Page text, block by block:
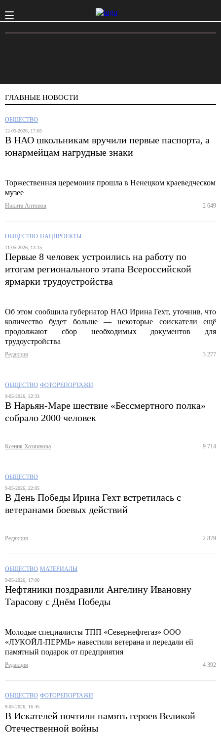
ГЛАВНЫЕ НОВОСТИ
ОБЩЕСТВО
12-05-2026, 17:05
В НАО школьникам вручили первые паспорта, а
юнармейцам нагрудные знаки
Торжественная церемония прошла в Ненецком краеведческом
музее
Никита Антонов 2 649
ОБЩЕСТВО НАЦПРОЕКТЫ
11-05-2026, 13:15
Первые 8 человек устроились на работу по
итогам регионального этапа Всероссийской
ярмарки трудоустройства
Об этом сообщила губернатор НАО Ирина Гехт, уточнив, что
количество будет больше — некоторые соискатели ещё
продолжают сбор необходимых документов для
трудоустройства
Редакция 3 277
ОБЩЕСТВО ФОТОРЕПОРТАЖИ
9-05-2026, 22:33
В Нарьян‑Маре шествие «Бессмертного полка»
собрало 2000 человек
Ксения Хозяинова 9 714
ОБЩЕСТВО
9-05-2026, 22:05
В День Победы Ирина Гехт встретилась с
ветеранами боевых действий
Редакция 2 879
ОБЩЕСТВО МАТЕРИАЛЫ
9-05-2026, 17:00
Нефтяники поздравили Ангелину Ивановну
Тарасову с Днём Победы
Молодые специалисты ТПП «Севернефтегаз» ООО
«ЛУКОЙЛ-ПЕРМЬ» навестили ветерана и передали ей
памятный подарок от предприятия
Редакция 4 392
ОБЩЕСТВО ФОТОРЕПОРТАЖИ
9-05-2026, 16:45
В Искателей почтили память героев Великой
Отечественной войны